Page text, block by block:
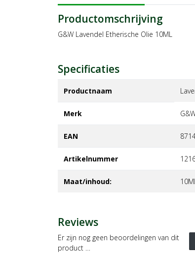
Productomschrijving
G&W Lavendel Etherische Olie 10ML
Specificaties
Productnaam
Merk
EAN
Artikelnummer
Maat/inhoud:
Reviews
Er zijn nog geen beoordelingen van dit
product …